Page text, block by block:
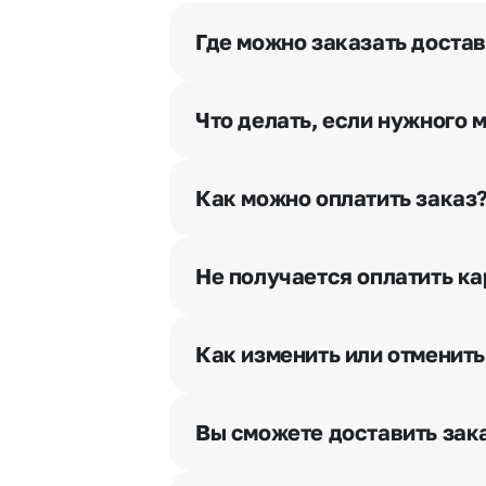
Где можно заказать
Что делать, если нужного
Как можно оплатить
Наличными.
Через Yandex Pay, UnionPay,
Не получается оплатить
Как изменить или
Вы сможете доставить